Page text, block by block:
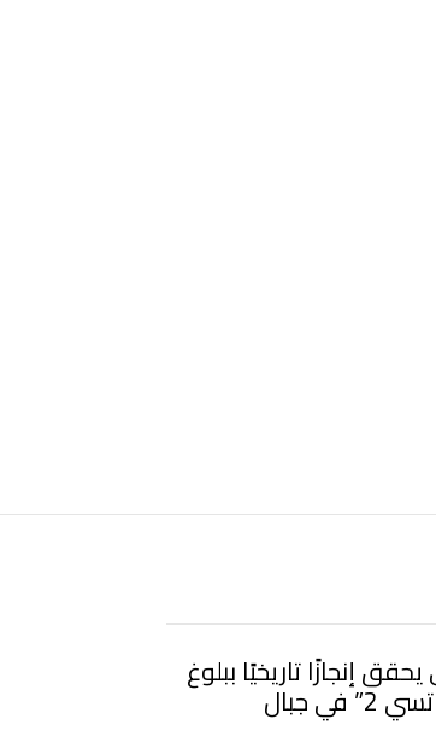
إنجازًا تاريخيًا ببلوغ
قمة “كانغ ياتسي 2” في جبال